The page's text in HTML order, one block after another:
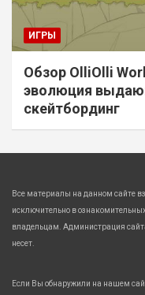
ИГРЫ
Обзор OlliOlli
эволюция
скейтбординг
Все материалы на данном сайте
исключительно в
владельцам. Администрация
несет.
Если Вы обнаружили на нашем